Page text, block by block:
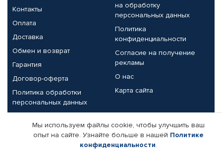
Контакты
Оплата
Доставка
Обмен и возврат
Гарантия
Договор-оферта
Политика обработки
персональных данных
на обработку
персональных данных
Политика
конфиденциальности
Согласие на получение
рекламы
О нас
Карта сайта
Партнерам
Корпоративным клиентам
Реквизиты компании
Мы используем файлы cookie, чтобы улучшить ваш
опыт на сайте. Узнайте больше в нашей Политике
конфиденциальности.